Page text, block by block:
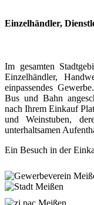
Einzelhändler,
Im gesamten
Einzelhändler,
einpassendes
Bus und Bahn
nach Ihrem Einkauf
und Weinstuben,
unterhaltsamen
Ein Besuch in der